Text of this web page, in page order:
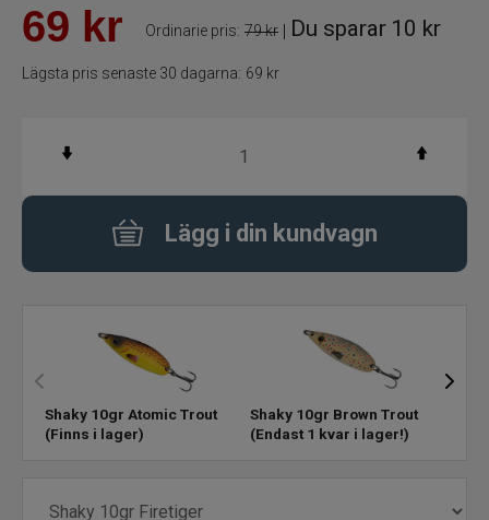
Jiggar och Gummibeten
Wobbler
Vibrationsbeten Bladebaits
Ytbete
Skeddrag
69 kr Ordinarie pris: 79 kr | Du sparar 10 kr
Lägsta pris senaste 30 dagarna: 69 kr
Lägg i din kundvagn
Shaky 10gr Atomic Trout
(Finns i lager)
Shaky 10gr Brown Trout
(Endast 1 kvar i lager!)